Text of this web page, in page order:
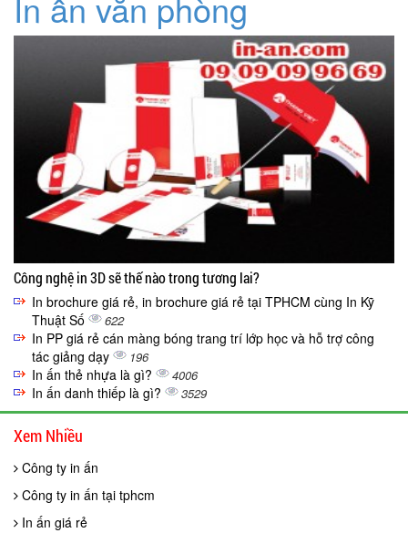
Công nghệ in 3D sẽ thế nào trong tương lai?
In brochure giá rẻ, in brochure giá rẻ tại TPHCM cùng In Kỹ
Thuật Số
622
In PP giá rẻ cán màng bóng trang trí lớp học và hỗ trợ công
tác giảng dạy
196
In ấn thẻ nhựa là gì? 4006
In ấn danh thiếp là gì? 3529
Xem Nhiều
Công ty in ấn
Công ty in ấn tại tphcm
In ấn giá rẻ